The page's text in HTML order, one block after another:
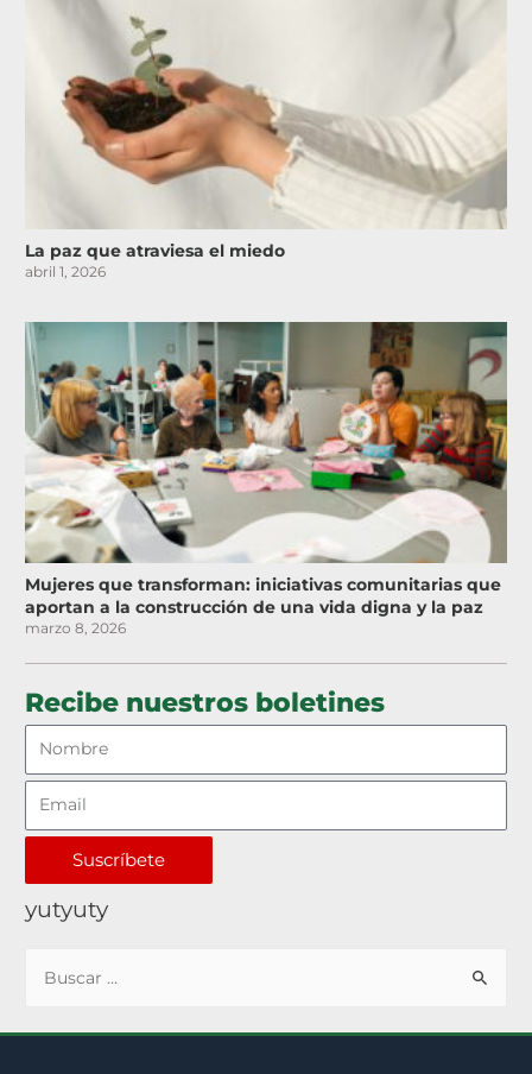
La paz que atraviesa el miedo
abril 1, 2026
Mujeres que transforman: iniciativas comunitarias que
aportan a la construcción de una vida digna y la paz
marzo 8, 2026
Recibe nuestros boletines
Suscríbete
yutyuty